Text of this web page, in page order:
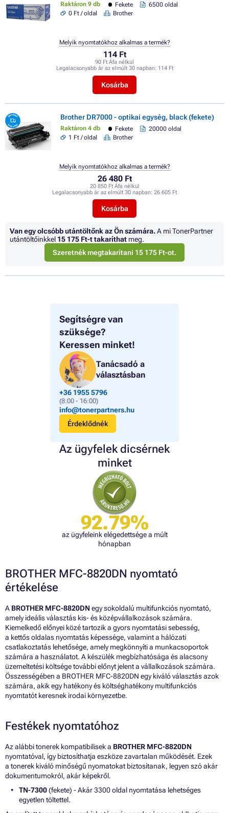
Segítségre van
szüksége?
Keressen minket!
Tanácsadó a
választásban
+36 1955 5796
(8:00 - 16:00)
info@tonerpartners.hu
Érdeklődnék
Az ügyfelek dicsérnek
minket
92.79%
az ügyfeleink elégedettsége a múlt
hónapban
Raktáron 9 db Fekete
6500 oldal
0 Ft / oldal
Brother
114 Ft
90 Ft Áfa nélkül
Legalacsonyabb ár az elmúlt 30 napban: 114 Ft
Kosárba
Melyik nyomtatókhoz alkalmas a termék?
Brother DR7000 - optikai egység, black (fekete)
Raktáron 4 db Fekete
20000 oldal
1 Ft / oldal
Brother
26 480 Ft
20 850 Ft Áfa nélkül
Legalacsonyabb ár az elmúlt 30 napban: 26 605 Ft
Kosárba
Melyik nyomtatókhoz alkalmas a termék?
Van egy olcsóbb utántöltőnk az Ön számára.A mi TonerPartner
utántöltőinkkel 15 175 Ft-t takaríthat meg.
Szeretnék megtakarítani 15 175 Ft-ot.
BROTHER MFC-8820DN nyomtató
értékelése
A BROTHER MFC-8820DN egy sokoldalú multifunkciós nyomtató,
amely ideális választás kis- és középvállalkozások számára.
Kiemelkedő előnyei közé tartozik a gyors nyomtatási sebesség,
a kettős oldalas nyomtatás képessége, valamint a hálózati
csatlakoztatás lehetősége, amely megkönnyíti a munkacsoportok
számára a használatot. A készülék megbízhatósága és alacsony
üzemeltetési költsége további előnyt jelent a vállalkozások számára.
Összességében a BROTHER MFC-8820DN egy kiváló választás azok
számára, akik egy hatékony és költséghatékony multifunkciós
nyomtatót keresnek irodai környezetbe.
Festékek nyomtatóhoz
Az alábbi tonerek kompatibilisek a BROTHER MFC-8820DN
nyomtatóval, így biztosíthatja eszköze zavartalan működését. Ezek
a tonerek kiváló minőségű nyomatokat biztosítanak, legyen szó akár
dokumentumokról, akár képekről.
TN-7300(fekete) - Akár 3300 oldal nyomtatása lehetséges
egyetlen töltettel.